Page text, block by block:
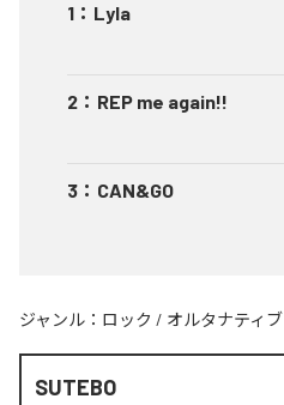
1 ： Lyla
2 ： REP me again!!
3 ： CAN&GO
ジャンル： ロック / オルタナティブ
SUTEBO